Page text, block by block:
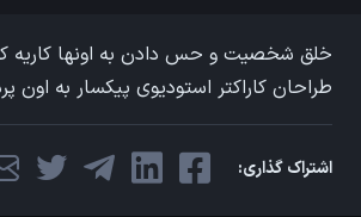
خلق شخصیت و حس دادن به اونها کاریه
طراحان کاراکتر استودیوی پیکسار به اون
اشتراک گذاری: